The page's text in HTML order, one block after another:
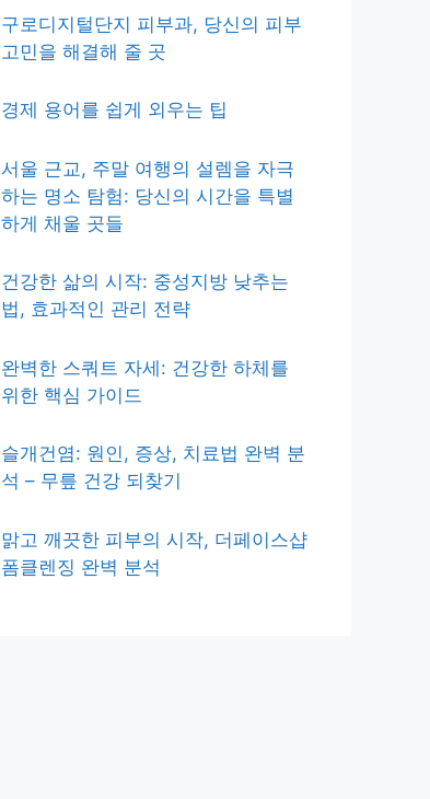
구로디지털단지 피부과, 당신의 피부
고민을 해결해 줄 곳
경제 용어를 쉽게 외우는 팁
서울 근교, 주말 여행의 설렘을 자극
하는 명소 탐험: 당신의 시간을 특별
하게 채울 곳들
건강한 삶의 시작: 중성지방 낮추는
법, 효과적인 관리 전략
완벽한 스쿼트 자세: 건강한 하체를
위한 핵심 가이드
슬개건염: 원인, 증상, 치료법 완벽 분
석 – 무릎 건강 되찾기
맑고 깨끗한 피부의 시작, 더페이스샵
폼클렌징 완벽 분석